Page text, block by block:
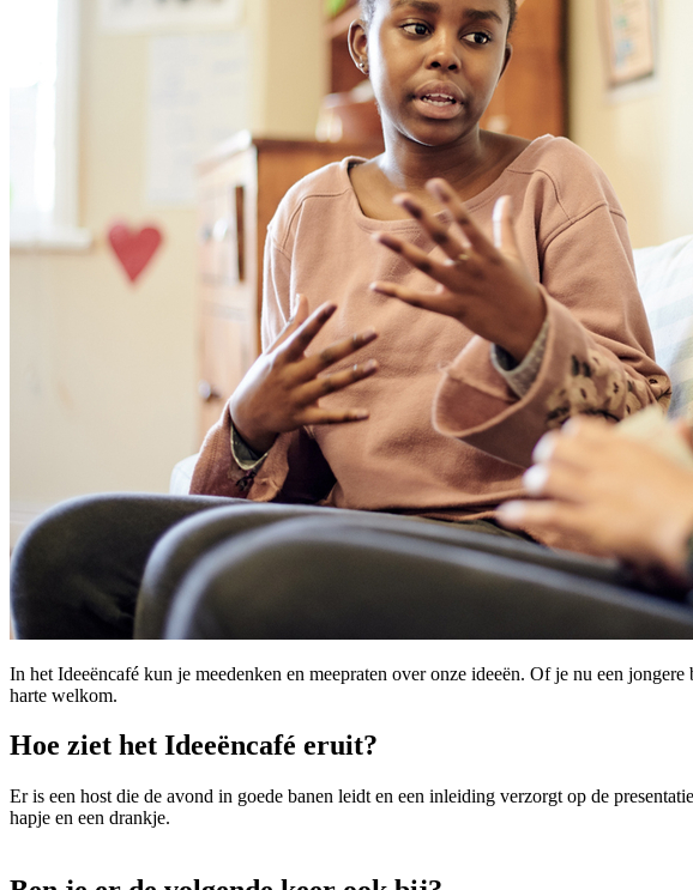
In het Ideeëncafé kun je meedenken en meepraten over onze ideeën. Of je nu een
harte welkom.
Hoe ziet het Ideeëncafé eruit?
Er is een host die de avond in goede banen leidt en een inleiding verzorgt op de
hapje en een drankje.